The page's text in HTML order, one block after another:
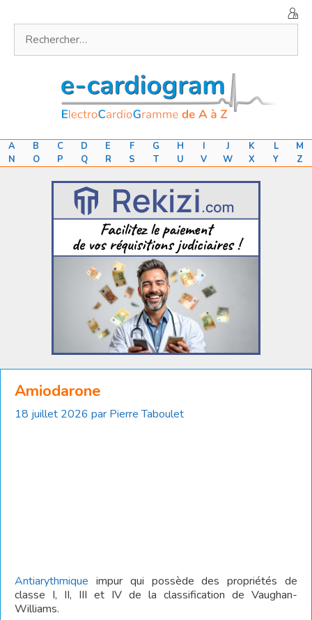
contenu
A B C D E F G H I J K L
M
N
O P Q R S T U V W X Y Z
Amiodarone
18 juillet 2026 par Pierre Taboulet
Antiarythmique impur qui possède des propriétés de
classe I, II, III et IV de la classification de Vaughan-
Williams.